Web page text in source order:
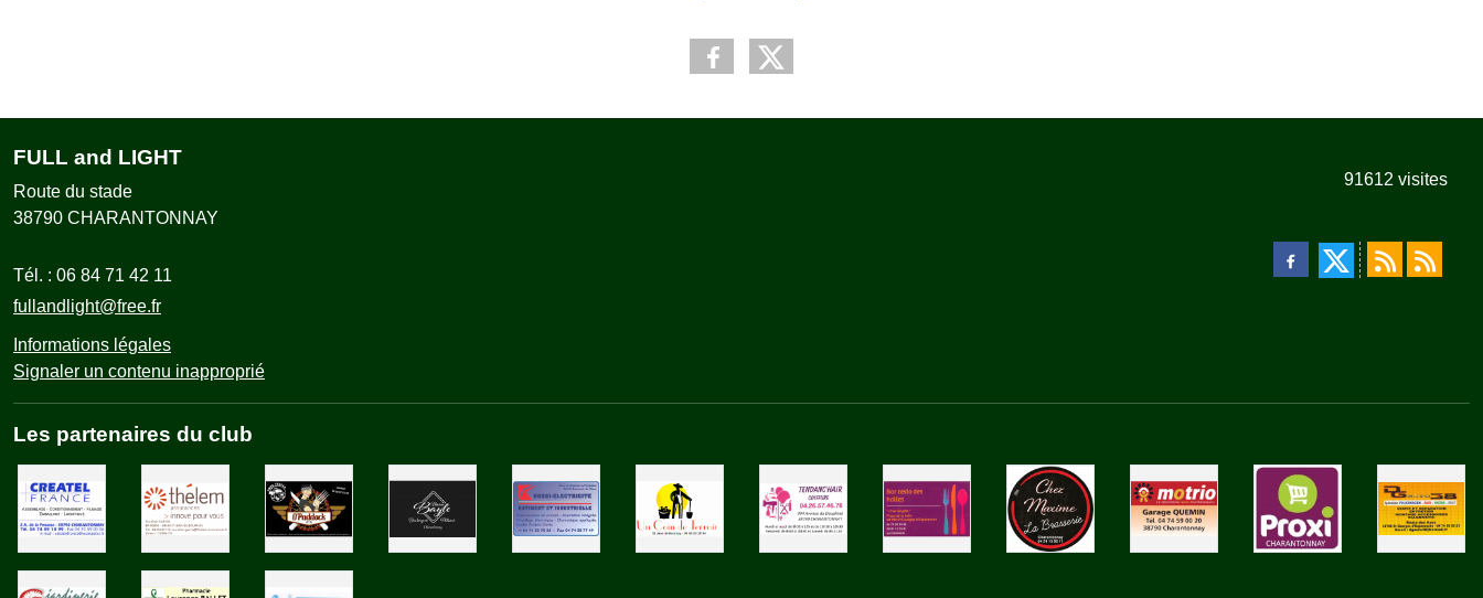
FULL and LIGHT
Route du stade
38790 CHARANTONNAY
Tél. : 06 84 71 42 11
fullandlight@free.fr
Informations légales
Signaler un contenu inapproprié
91612 visites
Les partenaires du club